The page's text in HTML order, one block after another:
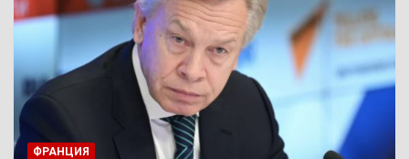
ФРАНЦИЯ